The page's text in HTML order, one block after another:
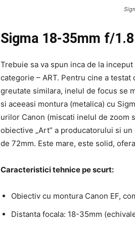
Sigma 18-35mm f/
Trebuie sa va spun inca de la
categorie – ART. Pentru cine a
greutate similara, inelul de focus se
si aceeasi montura (metalica) cu
urilor Canon (miscati inelul de zoom
obiective „Art” a producatorului si
de 72mm. Este mare, este solid,
Caracteristici tehnice pe scurt:
Obiectiv cu montura Canon EF,
Distanta focala: 18-35mm